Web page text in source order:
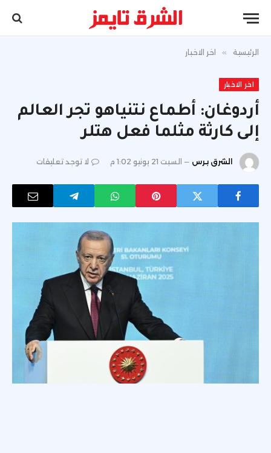
الرئيسية » اخر الاخبار
اخر الاخبار
أردوغان: أطماع نتنياهو تجر العالم
إلى كارثة مثلما فعل هتلر
الشرق برس السبت 21 يونيو 1:02 م لا توجد تعليقات